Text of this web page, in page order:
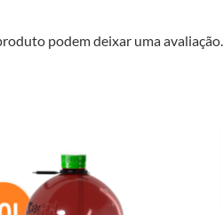
podem deixar uma avaliação.